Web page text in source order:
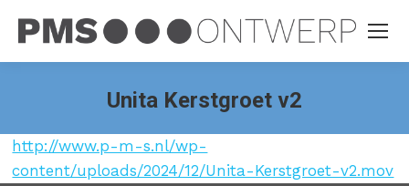
Unita Kerstgroet v2
http://www.p-m-s.nl/wp-
content/uploads/2024/12/Unita-Kerstgroet-v2.mov